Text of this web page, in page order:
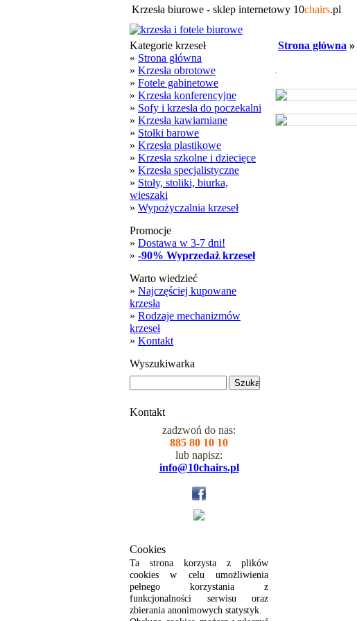
Krzesła biurowe - sklep internetowy 10chairs.pl
Kategorie krzeseł
« Strona główna
» Krzesła obrotowe
» Fotele gabinetowe
» Krzesła konferencyjne
» Sofy i krzesła do poczekalni
» Krzesła kawiarniane
» Stołki barowe
» Krzesła plastikowe
» Krzesła szkolne i dziecięce
» Krzesła specjalistyczne
» Stoły, stoliki, biurka,
wieszaki
» Wypożyczalnia krzeseł
Promocje
» Dostawa w 3-7 dni!
» -90% Wyprzedaż krzeseł
Warto wiedzieć
» Najczęściej kupowane
krzesła
» Rodzaje mechanizmów
krzeseł
» Kontakt
Wyszukiwarka
Kontakt
zadzwoń do nas:
885 80 10 10
lub napisz:
info@10chairs.pl
Cookies
Ta strona korzysta z plików
cookies w celu umożliwienia
pełnego korzystania z
funkcjonalności serwisu oraz
zbierania anonimowych statystyk.
Strona główna »